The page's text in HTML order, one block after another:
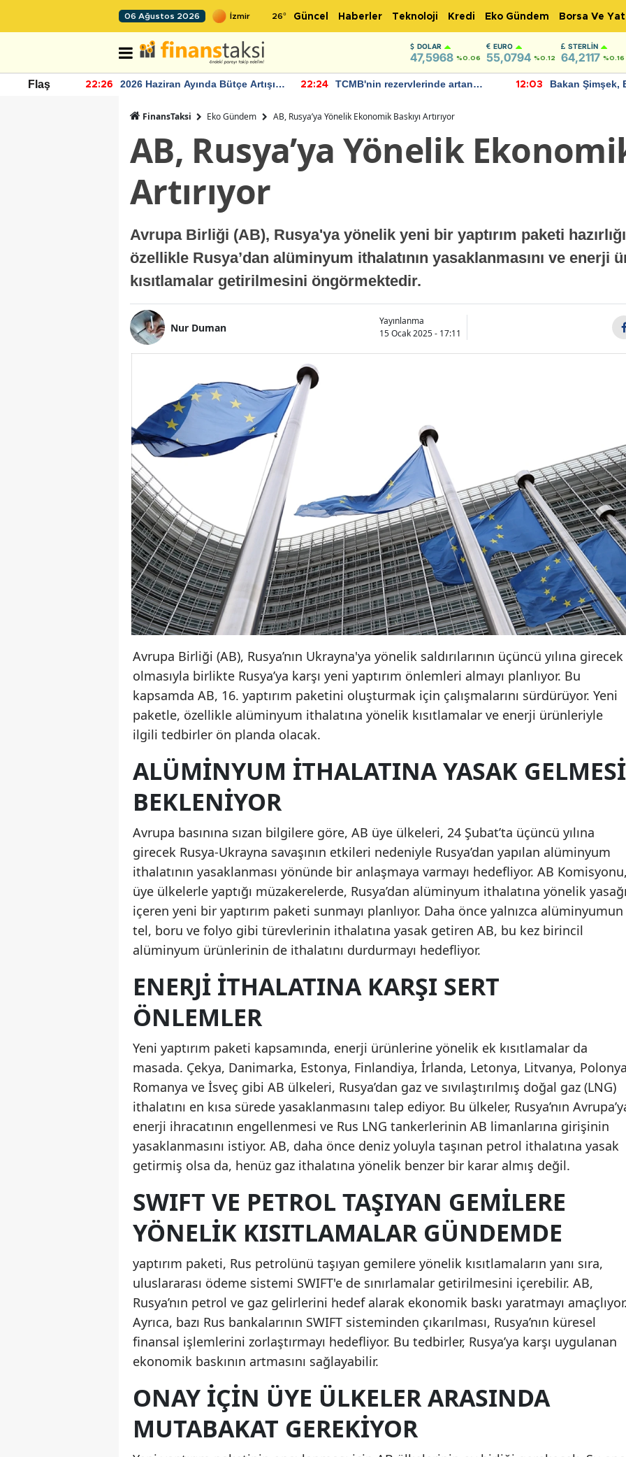
06 Ağustos 2026 26° Güncel Haberler Teknoloji Kredi Eko Gündem Borsa Ve
DOLAR
47,5968 %0.06
EURO
55,0794 %0.12
STERLIN
64,2117 %0.16
Flaş 22:26
2026 Haziran Ayında Bütçe Artışı
22:24
TCMB'nin rezervlerinde artan
12:03
Bakan Şimşek,
FinansTaksi Eko Gündem AB, Rusya’ya Yönelik Ekonomik Baskıyı Artırıyor
AB, Rusya’ya Yönelik
Artırıyor
Avrupa Birliği (AB), Rusya'ya yönelik yeni bir yaptırım paketi
özellikle Rusya’dan alüminyum ithalatının yasaklanmasını ve enerji
kısıtlamalar getirilmesini öngörmektedir.
Nur Duman
Yayınlanma
15 Ocak 2025 - 17:11
Avrupa Birliği (AB), Rusya’nın Ukrayna'ya yönelik saldırılarının üçüncü yılına girecek
olmasıyla birlikte Rusya’ya karşı yeni yaptırım önlemleri almayı planlıyor. Bu
kapsamda AB, 16. yaptırım paketini oluşturmak için çalışmalarını sürdürüyor. Yeni
paketle, özellikle alüminyum ithalatına yönelik kısıtlamalar ve enerji ürünleriyle
ilgili tedbirler ön planda olacak.
ALÜMINYUM İTHALATINA YASAK GELMESI
BEKLENIYOR
Avrupa basınına sızan bilgilere göre, AB üye ülkeleri, 24 Şubat’ta üçüncü yılına
girecek Rusya-Ukrayna savaşının etkileri nedeniyle Rusya’dan yapılan alüminyum
ithalatının yasaklanması yönünde bir anlaşmaya varmayı hedefliyor. AB
üye ülkelerle yaptığı müzakerelerde, Rusya’dan alüminyum ithalatına yönelik
içeren yeni bir yaptırım paketi sunmayı planlıyor. Daha önce yalnızca alüminyumun
tel, boru ve folyo gibi türevlerinin ithalatına yasak getiren AB, bu kez birincil
alüminyum ürünlerinin de ithalatını durdurmayı hedefliyor.
ENERJI İTHALATINA KARŞI SERT
ÖNLEMLER
Yeni yaptırım paketi kapsamında, enerji ürünlerine yönelik ek kısıtlamalar da
masada. Çekya, Danimarka, Estonya, Finlandiya, İrlanda, Letonya, Litvanya,
Romanya ve İsveç gibi AB ülkeleri, Rusya’dan gaz ve sıvılaştırılmış doğal gaz (LNG)
ithalatını en kısa sürede yasaklanmasını talep ediyor. Bu ülkeler, Rusya’nın
enerji ihracatının engellenmesi ve Rus LNG tankerlerinin AB limanlarına girişinin
yasaklanmasını istiyor. AB, daha önce deniz yoluyla taşınan petrol ithalatına yasak
getirmiş olsa da, henüz gaz ithalatına yönelik benzer bir karar almış değil.
SWIFT VE PETROL TAŞIYAN GEMILERE
YÖNELIK KISITLAMALAR GÜNDEMDE
yaptırım paketi, Rus petrolünü taşıyan gemilere yönelik kısıtlamaların yanı sıra,
uluslararası ödeme sistemi SWIFT'e de sınırlamalar getirilmesini içerebilir. AB,
Rusya’nın petrol ve gaz gelirlerini hedef alarak ekonomik baskı yaratmayı
Ayrıca, bazı Rus bankalarının SWIFT sisteminden çıkarılması, Rusya’nın küresel
finansal işlemlerini zorlaştırmayı hedefliyor. Bu tedbirler, Rusya’ya karşı uygulanan
ekonomik baskının artmasını sağlayabilir.
ONAY İÇIN ÜYE ÜLKELER ARASINDA
MUTABAKAT GEREKIYOR